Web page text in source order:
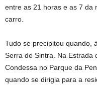
entre as 21 horas e as 7 da
carro.
Tudo se precipitou quando,
Serra de Sintra. Na Estrada
Condessa no Parque da
quando se dirigia para a